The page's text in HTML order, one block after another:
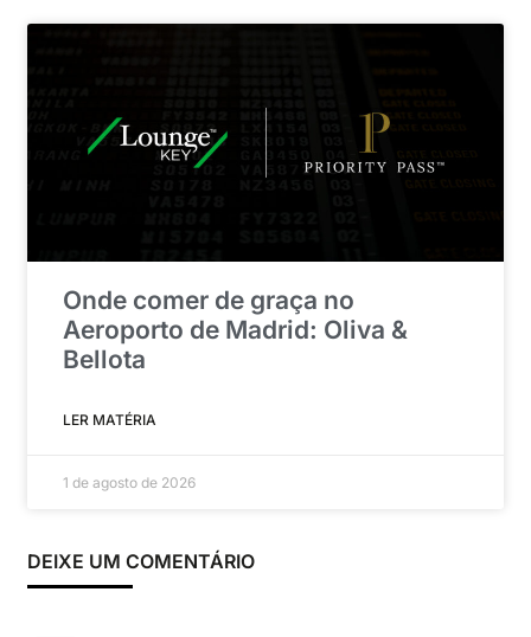
Onde comer de graça no
Aeroporto de Madrid: Oliva &
Bellota
LER MATÉRIA
1 de agosto de 2026
DEIXE UM COMENTÁRIO